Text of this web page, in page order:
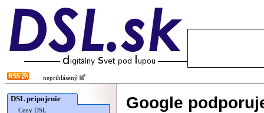
neprihlásený
DSL pripojenie
Ceny DSL
Google